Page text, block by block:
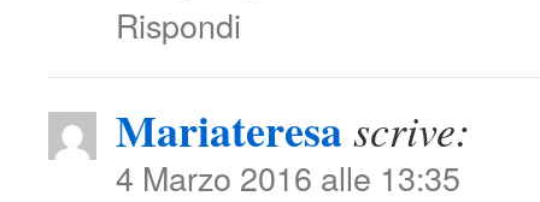
Rispondi
Mariateresascrive:
4 Marzo 2016 alle 13:35